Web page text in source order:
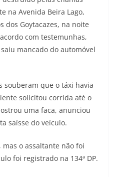
na Avenida Beira Lago,
dos Goytacazes, na noite
com testemunhas,
mancado do automóvel
souberam que o táxi havia
solicitou corrida até o
uma faca, anunciou
saísse do veículo.
mas o assaltante não foi
foi registrado na 134ª DP.